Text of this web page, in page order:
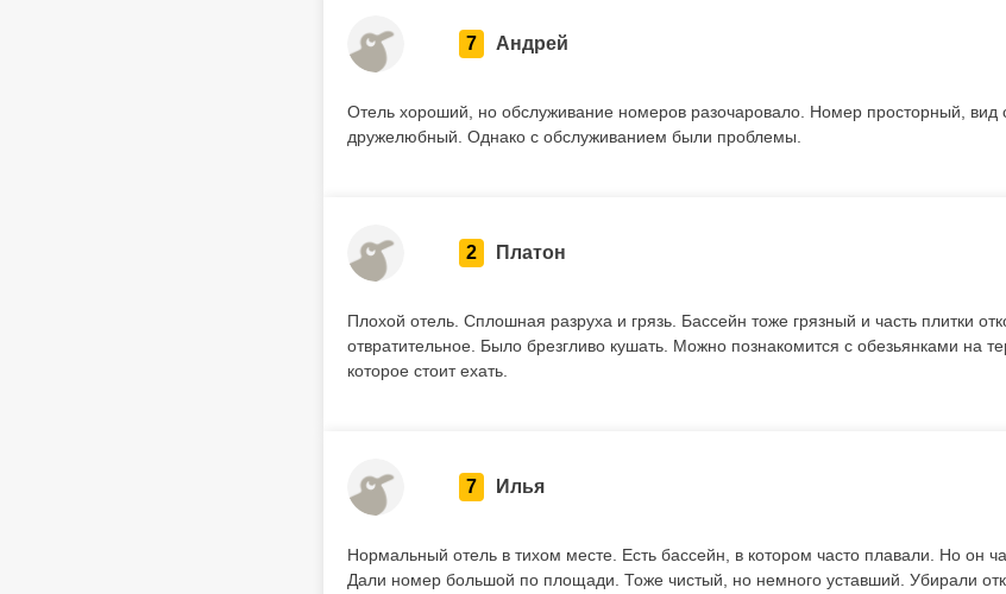
7 Андрей
Отель хороший, но обслуживание номеров разочаровало. Номер просторный, вид
дружелюбный. Однако с обслуживанием были проблемы.
2 Платон
Плохой отель. Сплошная разруха и грязь. Бассейн тоже грязный и часть плитки
отвратительное. Было брезгливо кушать. Можно познакомится с обезьянками на
которое стоит ехать.
7 Илья
Нормальный отель в тихом месте. Есть бассейн, в котором часто плавали. Но он
Дали номер большой по площади. Тоже чистый, но немного уставший. Убирали